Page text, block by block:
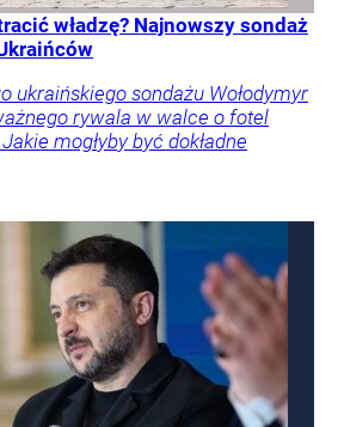
władzę? Najnowszy sondaż
ukraińskiego sondażu Wołodymyr
rywala w walce o fotel
mogłyby być dokładne